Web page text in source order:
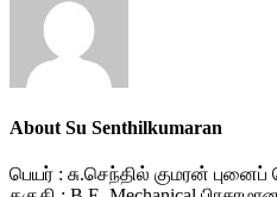
About Su Senthilkumaran
பெயர் : சு.செந்தில் குமரன்